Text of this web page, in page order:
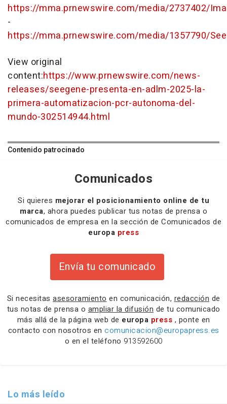
https://mma.prnewswire.com/media/2737402/
-
https://mma.prnewswire.com/media/1357790/
View original
content:https://www.prnewswire.com/news-
releases/seegene-presenta-en-adlm-2025-la-
primera-automatizacion-pcr-autonoma-del-
mundo-302514944.html
Contenido patrocinado
Comunicados
Si quieres mejorar el posicionamiento online de tu
marca, ahora puedes publicar tus notas de prensa o
comunicados de empresa en la sección de Comunicados de
europa press
Envía tu comunicado
Si necesitas asesoramiento en comunicación, redacción de
tus notas de prensa o ampliar la difusión de tu comunicado
más allá de la página web de europa press , ponte en
contacto con nosotros en comunicacion@europapress.es
o en el teléfono 913592600
Lo más leído